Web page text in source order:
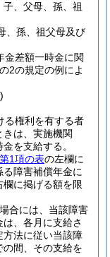
、父母、孫、祖
、孫、祖父母及び
金差額一時金に関
2の規定の例によ
る権利を有する者
は、実施機関
を支給する。
1項の表の左欄に
障害補償年金に
欄に掲げる額を限
合には、当該障害
、各月に支給さ
方法に従い当該障
間、その支給を